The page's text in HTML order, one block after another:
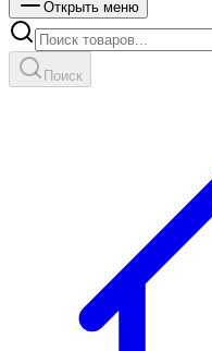
Открыть меню
Поиск